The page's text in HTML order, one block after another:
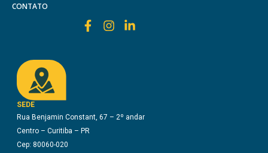
CONTATO
SEDE
Rua Benjamin Constant, 67 – 2º andar
Centro – Curitiba – PR
Cep: 80060-020